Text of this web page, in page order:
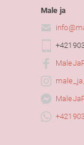
Male ja
info@